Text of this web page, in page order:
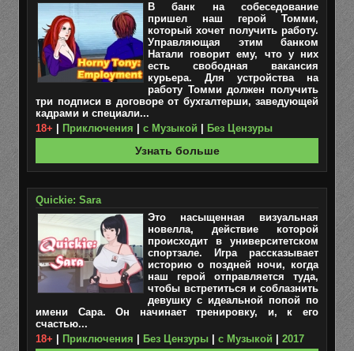
В банк на собеседование
пришел наш герой Томми,
который хочет получить работу.
Управляющая этим банком
Натали говорит ему, что у них
есть свободная вакансия
курьера. Для устройства на
работу Томми должен получить
три подписи в договоре от бухгалтерши, заведующей
кадрами и специали...
18+
Приключения с Музыкой Без Цензуры
Узнать больше
Quickie: Sara
Это насыщенная визуальная
новелла, действие которой
происходит в университетском
спортзале. Игра рассказывает
историю о поздней ночи, когда
наш герой отправляется туда,
чтобы встретиться и соблазнить
девушку с идеальной попой по
имени Сара. Он начинает тренировку, и, к его
счастью...
18+
Приключения Без Цензуры с Музыкой 2017